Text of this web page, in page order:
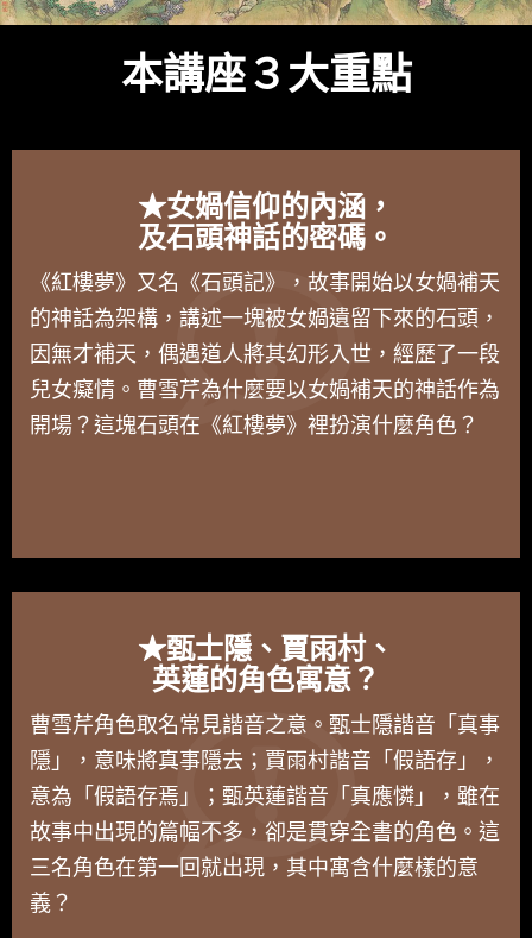
本講座３大重點
★女媧信仰的內涵，
及石頭神話的密碼。
《紅樓夢》又名《石頭記》，故事開始以女媧補天
的神話為架構，講述一塊被女媧遺留下來的石頭，
因無才補天，偶遇道人將其幻形入世，經歷了一段
兒女癡情。曹雪芹為什麼要以女媧補天的神話作為
開場？這塊石頭在《紅樓夢》裡扮演什麼角色？
★甄士隱、賈雨村、
英蓮的角色寓意？
曹雪芹角色取名常見諧音之意。甄士隱諧音「真事
隱」，意味將真事隱去；賈雨村諧音「假語存」，
意為「假語存焉」；甄英蓮諧音「真應憐」，雖在
故事中出現的篇幅不多，卻是貫穿全書的角色。這
三名角色在第一回就出現，其中寓含什麼樣的意
義？